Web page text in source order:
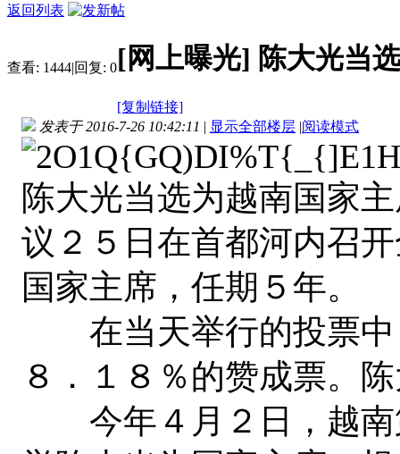
返回列表
查看: 1444|回复: 0[网上曝光] 陈大光当
[复制链接]
发表于 2016-7-26 10:42:11 | 显示全部楼层 |阅读模式
陈大光当选为越南国家
议２５日在首都河内召
国家主席，任期５年。
在当天举行的投票中
８．１８％的赞成票。
今年４月２日，越南